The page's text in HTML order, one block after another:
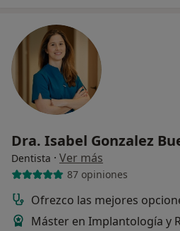
Dra. Isabel Gonzalez
Dentista · Ver más
87 opiniones
Ofrezco las mejores
Máster en Implantología y